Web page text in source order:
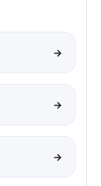
→
→
→